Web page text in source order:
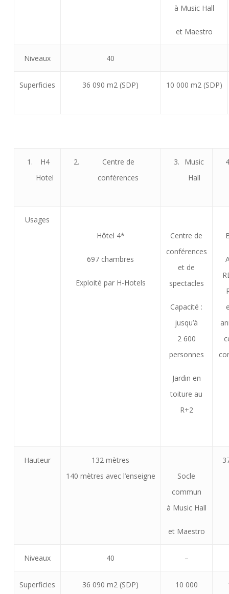
à Music Hall
et Maestro
Niveaux 40
Superficies 36 090 m2 (SDP) 10 000 m2 (SDP)
H4
Hotel
Centre de
conférences
Music
Hall
Usages
Hôtel 4*
697 chambres
Exploité par H-Hotels
Centre de
conférences
et de
spectacles
Capacité :
jusqu’à
2 600
personnes
Jardin en
toiture au
R+2
Hauteur
132 mètres
140 mètres avec l’enseigne
Socle
commun
à Music Hall
et Maestro
Niveaux 40 –
Superficies 36 090 m2 (SDP) 10 000